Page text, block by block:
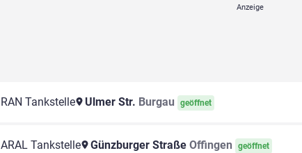
RAN Tankstelle Ulmer Str. Burgau geöffnet
ARAL Tankstelle Günzburger Straße Offingen geöffnet